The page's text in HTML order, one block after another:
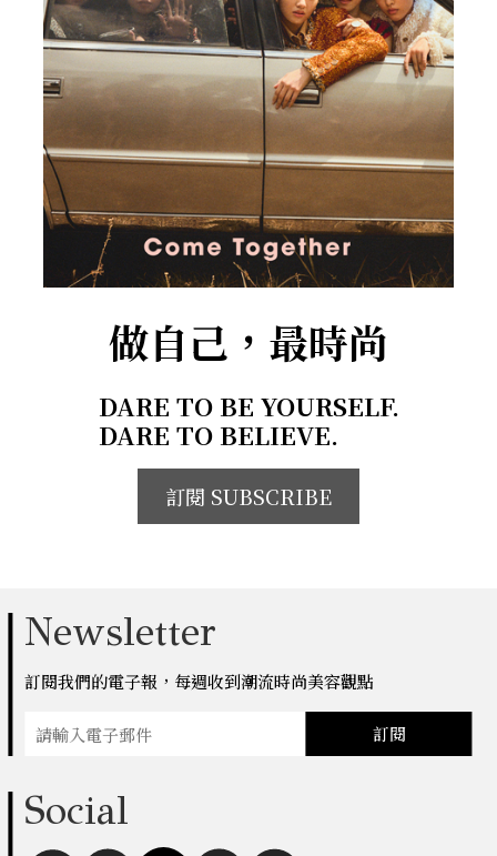
做自己，最時尚
DARE TO BE YOURSELF.
DARE TO BELIEVE.
訂閱 SUBSCRIBE
Newsletter
訂閱我們的電子報，每週收到潮流時尚美容觀點
訂閱
Social